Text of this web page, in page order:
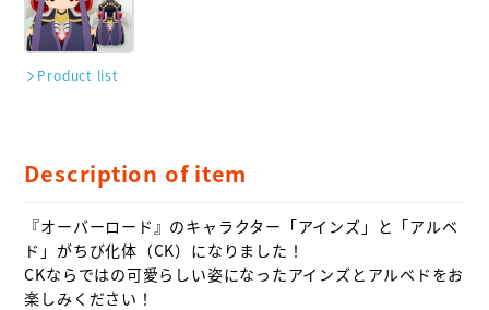
Product list
Description of item
『オーバーロード』のキャラクター「アインズ」と「アルベ
ド」がちび化体（CK）になりました！
CKならではの可愛らしい姿になったアインズとアルベドをお
楽しみください！